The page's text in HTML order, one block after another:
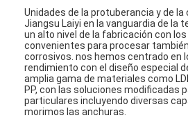
Unidades de la protuberancia y de
Jiangsu Laiyi en la vanguardia de la
un alto nivel de la fabricación con
convenientes para procesar
corrosivos. nos hemos centrado en
rendimiento con el diseño especial
amplia gama de materiales como
PP, con las soluciones modificadas
particulares incluyendo diversas
morimos las anchuras.